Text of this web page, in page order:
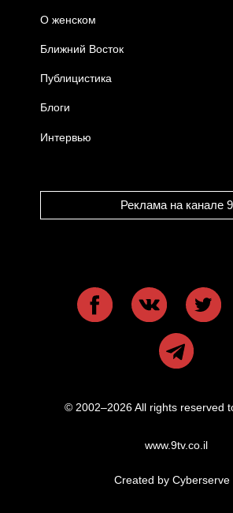
О женском
Ближний Восток
Публицистика
Блоги
Интервью
Реклама на канале 9
© 2002–2026 All rights reserved
www.9tv.co.il
Created by Cyberserve